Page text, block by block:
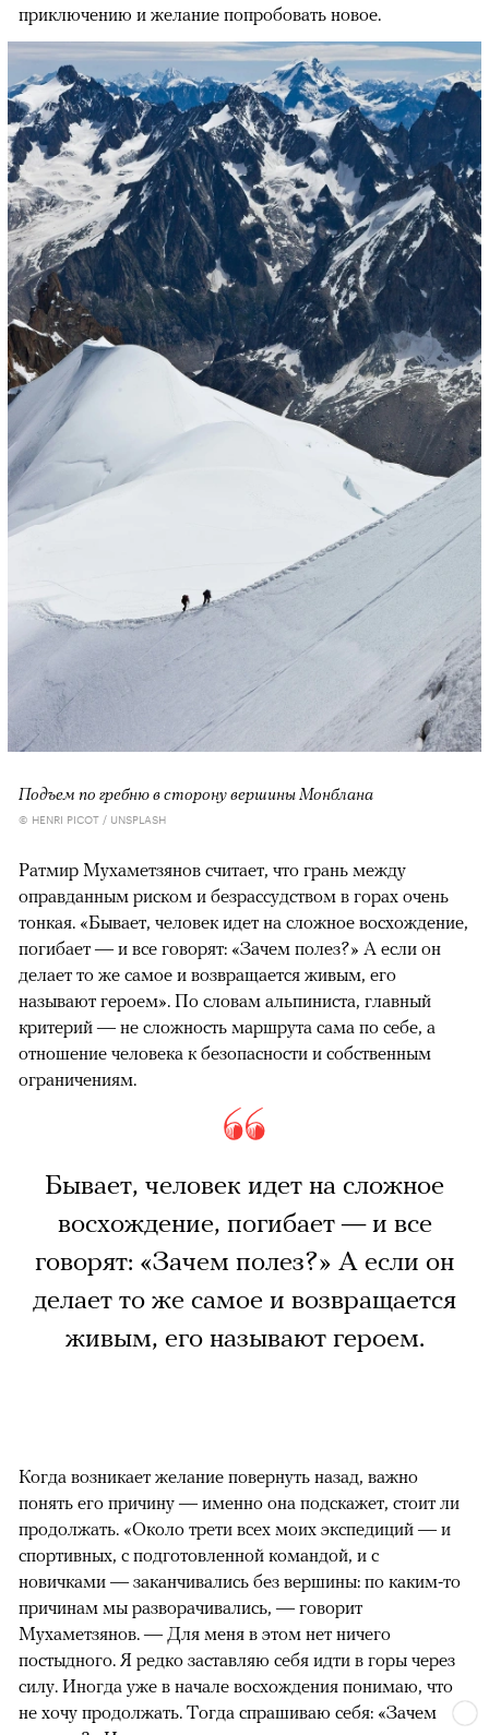
приключению и желание попробовать новое.
Подъем по гребню в сторону вершины Монблана
© HENRI PICOT / UNSPLASH
Ратмир Мухаметзянов считает, что грань между
оправданным риском и безрассудством в горах очень
тонкая. «Бывает, человек идет на сложное восхождение,
погибает — и все говорят: «Зачем полез?» А если он
делает то же самое и возвращается живым, его
называют героем». По словам альпиниста, главный
критерий — не сложность маршрута сама по себе, а
отношение человека к безопасности и собственным
ограничениям.
Бывает, человек идет на сложное
восхождение, погибает — и все
говорят: «Зачем полез?» А если он
делает то же самое и возвращается
живым, его называют героем.
Когда возникает желание повернуть назад, важно
понять его причину — именно она подскажет, стоит ли
продолжать. «Около трети всех моих экспедиций — и
спортивных, с подготовленной командой, и с
новичками — заканчивались без вершины: по каким-то
причинам мы разворачивались, — говорит
Мухаметзянов. — Для меня в этом нет ничего
постыдного. Я редко заставляю себя идти в горы через
силу. Иногда уже в начале восхождения понимаю, что
не хочу продолжать. Тогда спрашиваю себя: «Зачем